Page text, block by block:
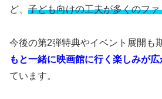
ど、 子ども向けの工夫が多くのフ
今後の第2弾特典やイベント展開も
もと一緒に映画館に行く楽しみが広
ています。